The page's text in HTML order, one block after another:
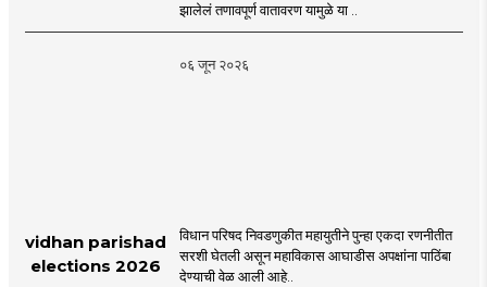
Mira Road
झालेलं तणावपूर्ण वातावरण यामुळे या ..
०६ जून २०२६
vidhan parishad
elections 2026
विधान परिषद निवडणुकीत महायुतीने पुन्हा एकदा रणनीतीत
सरशी घेतली असून महाविकास आघाडीस अपक्षांना पाठिंबा
देण्याची वेळ आली आहे..